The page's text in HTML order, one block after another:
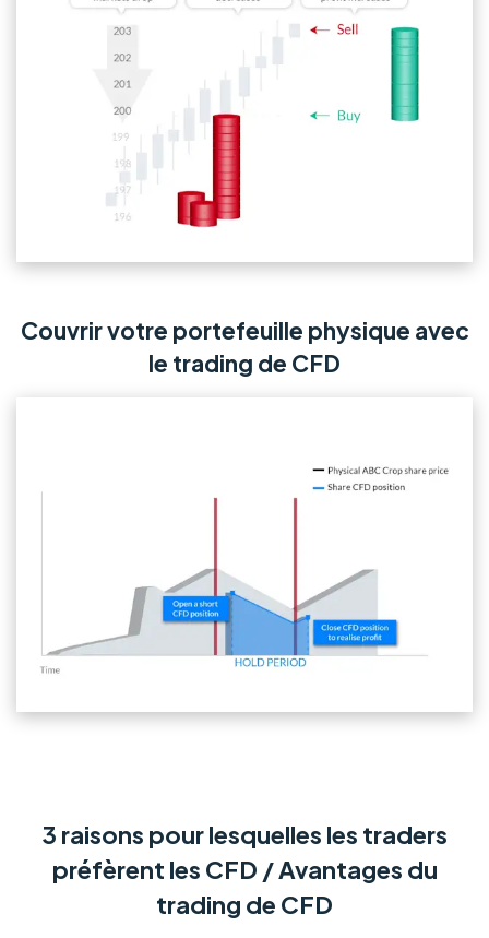
Couvrir votre portefeuille physique avec
le trading de CFD
3 raisons pour lesquelles les traders
préfèrent les CFD / Avantages du
trading de CFD